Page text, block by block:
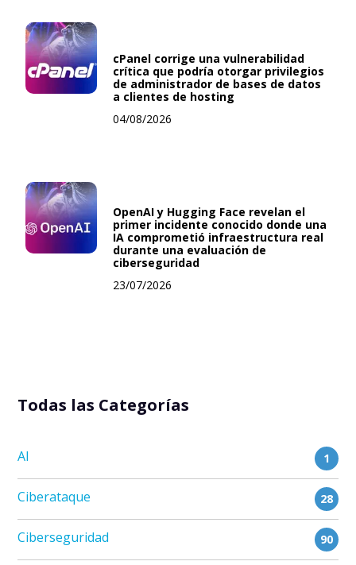
cPanel corrige una vulnerabilidad
crítica que podría otorgar privilegios
de administrador de bases de datos
a clientes de hosting
04/08/2026
OpenAI y Hugging Face revelan el
primer incidente conocido donde una
IA comprometió infraestructura real
durante una evaluación de
ciberseguridad
23/07/2026
Todas las Categorías
AI 1
Ciberataque 28
Ciberseguridad 90